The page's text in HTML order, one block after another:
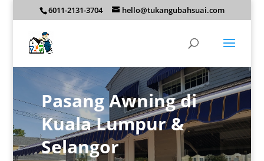
6011-2131-3704 hello@tukangubahsuai.com
Pasang Awning di
Kuala Lumpur &
Selangor